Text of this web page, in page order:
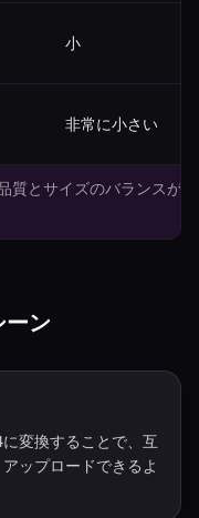
小
非常に小さい
質とサイズのバランスが
ーン
変換することで、互
ップロードできるよ